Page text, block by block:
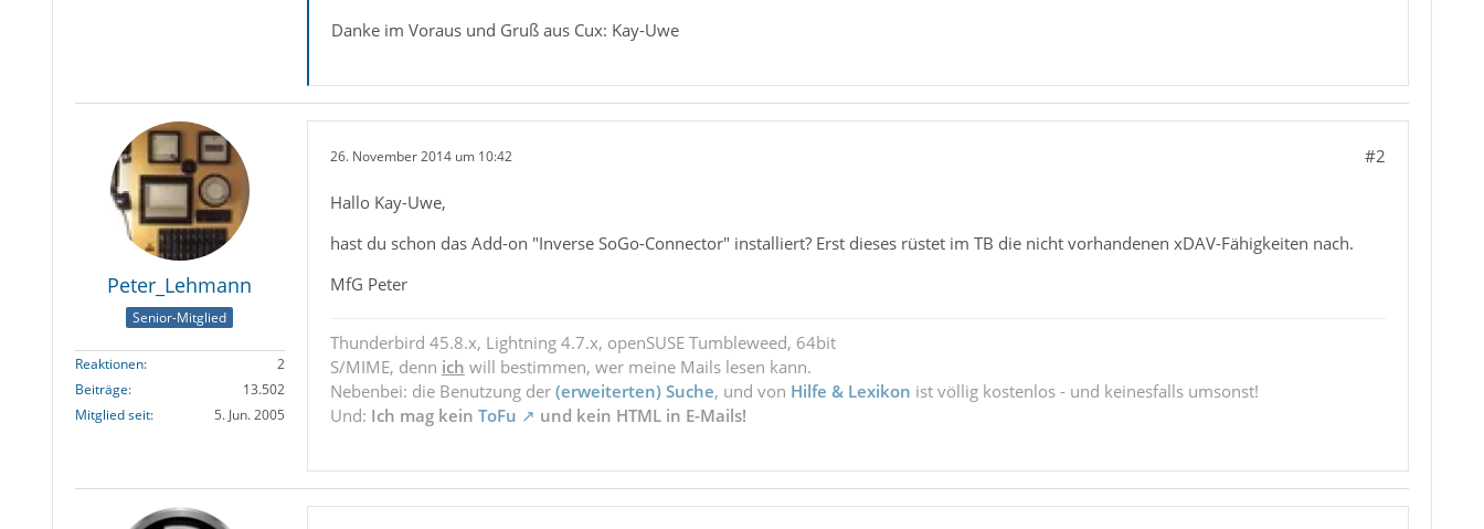
Danke im Voraus und Gruß aus Cux: Kay-Uwe
Peter_Lehmann
Senior-Mitglied
Reaktionen
2
Beiträge
13.502
Mitglied seit
5. Jun. 2005
26. November 2014 um 10:42 #2
Hallo Kay-Uwe,
hast du schon das Add-on "Inverse SoGo-Connector" installiert? Erst dieses rüstet im TB die nicht vorhandenen xDAV-Fähigkeiten nach.
MfG Peter
Thunderbird 45.8.x, Lightning 4.7.x, openSUSE Tumbleweed, 64bit
S/MIME, denn ich will bestimmen, wer meine Mails lesen kann.
Nebenbei: die Benutzung der (erweiterten) Suche, und von Hilfe & Lexikon ist völlig kostenlos - und keinesfalls umsonst!
Und: Ich mag kein ToFu und kein HTML in E-Mails!